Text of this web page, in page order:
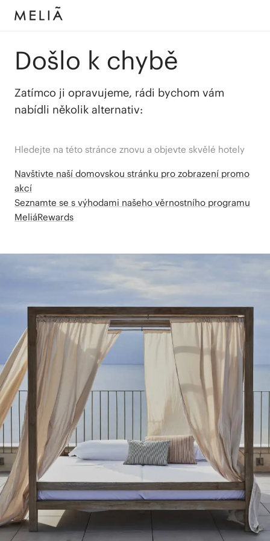
Došlo k chybě
Zatímco ji opravujeme, rádi bychom vám
nabídli několik alternativ:
Hledejte na této stránce znovu a objevte skvělé hotely
Navštivte naší domovskou stránku pro zobrazení promo
akcí
Seznamte se s výhodami našeho věrnostního programu
MeliáRewards